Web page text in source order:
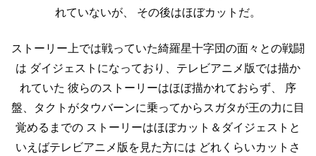
れていないが、
その後はほぼカットだ。
ストーリー上では戦っていた綺羅星十字団の面々との戦闘
は ダイジェストになっており、テレビアニメ版では描か
れていた 彼らのストーリーはほぼ描かれておらず、
序
盤、タクトがタウバーンに乗ってからスガタが王の力に目
覚めるまでの ストーリーはほぼカット＆ダイジェストと
いえばテレビアニメ版を見た方には どれくらいカットさ